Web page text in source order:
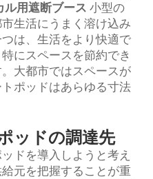
ル用遮断ブース 小型の
生活にうまく溶け込み
は、生活をより快適で
にスペースを節約でき
大都市ではスペースが
ポッドはあらゆる寸法
ッドの調達先
ドを導入しようと考え
元を把握することが重